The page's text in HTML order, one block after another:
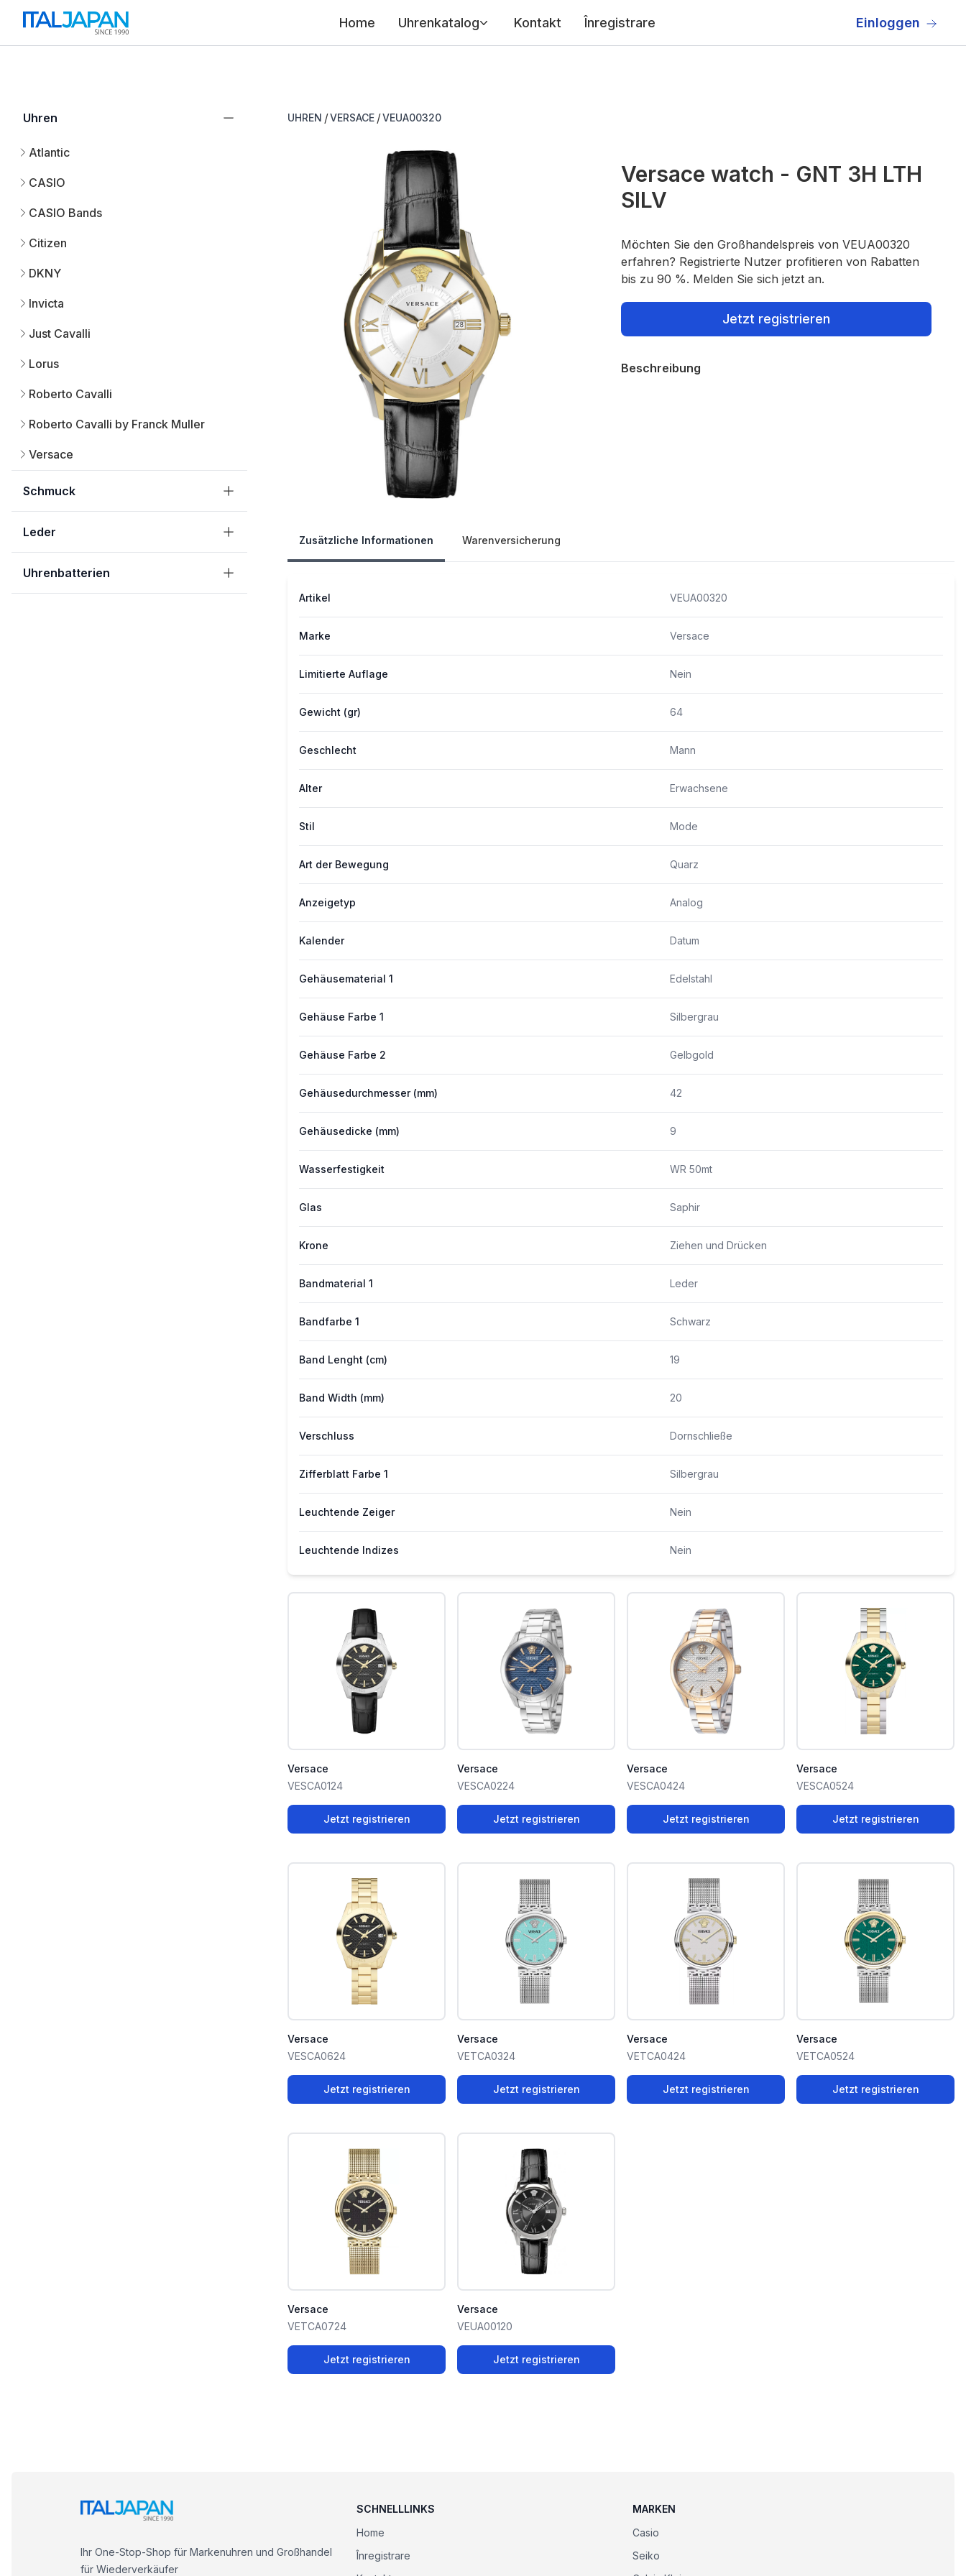
Home Uhrenkatalog Kontakt Înregistrare Einloggen
Uhren
Atlantic
CASIO
CASIO Bands
Citizen
DKNY
Invicta
Just Cavalli
Lorus
Roberto Cavalli
Roberto Cavalli by Franck Muller
Versace
Schmuck
Leder
Uhrenbatterien
UHREN /VERSACE /VEUA00320
Versace watch - GNT 3H LTH
SILV
Möchten Sie den Großhandelspreis von VEUA00320
erfahren? Registrierte Nutzer profitieren von Rabatten
bis zu 90 %. Melden Sie sich jetzt an.
Jetzt registrieren
Beschreibung
Zusätzliche Informationen Warenversicherung
Artikel VEUA00320
Marke Versace
Limitierte Auflage Nein
Gewicht (gr) 64
Geschlecht Mann
Alter Erwachsene
Stil Mode
Art der Bewegung Quarz
Anzeigetyp Analog
Kalender Datum
Gehäusematerial 1 Edelstahl
Gehäuse Farbe 1 Silbergrau
Gehäuse Farbe 2 Gelbgold
Gehäusedurchmesser (mm) 42
Gehäusedicke (mm) 9
Wasserfestigkeit WR 50mt
Glas Saphir
Krone Ziehen und Drücken
Bandmaterial 1 Leder
Bandfarbe 1 Schwarz
Band Lenght (cm) 19
Band Width (mm) 20
Verschluss Dornschließe
Zifferblatt Farbe 1 Silbergrau
Leuchtende Zeiger Nein
Leuchtende Indizes Nein
Versace
VESCA0124
Jetzt registrieren
Versace
VESCA0224
Jetzt registrieren
Versace
VESCA0424
Jetzt registrieren
Versace
VESCA0524
Jetzt registrieren
Versace
VESCA0624
Jetzt registrieren
Versace
VETCA0324
Jetzt registrieren
Versace
VETCA0424
Jetzt registrieren
Versace
VETCA0524
Jetzt registrieren
Versace
VETCA0724
Jetzt registrieren
Versace
VEUA00120
Jetzt registrieren
Ihr One-Stop-Shop für Markenuhren und Großhandel
für Wiederverkäufer
SCHNELLLINKS
Home
Înregistrare
MARKEN
Casio
Seiko